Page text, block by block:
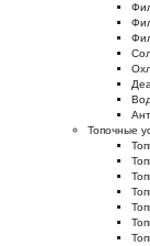
Топочные